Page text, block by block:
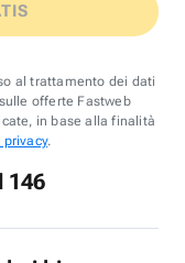
al trattamento dei dati
offerte Fastweb
in base alla finalità
.
146